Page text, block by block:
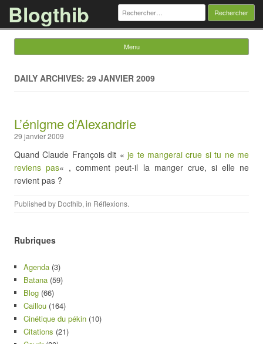
Blogthib Rechercher :
Menu
DAILY ARCHIVES: 29 JANVIER 2009
L’énigme d’Alexandrie
29 janvier 2009
Quand Claude François dit «je te mangerai crue si tu ne me
reviens pas« , comment peut-il la manger crue, si elle ne
revient pas ?
Published by Docthib, in Réflexions.
Rubriques
Agenda (3)
Batana (59)
Blog (66)
Caillou (164)
Cinétique du pékin (10)
Citations (21)